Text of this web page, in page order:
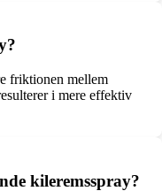
friktionen mellem
i mere effektiv
kileremsspray?